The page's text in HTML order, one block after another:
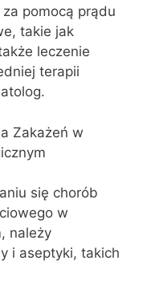
pomocą prądu
takie jak
leczenie
terapii
Zakażeń w
się chorób
w
należy
i aseptyki, takich